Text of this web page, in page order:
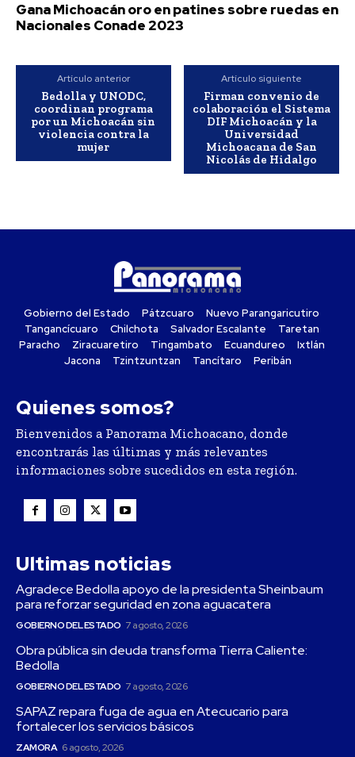
Gana Michoacán oro en patines sobre ruedas en
Nacionales Conade 2023
Artículo anterior
Bedolla y UNODC,
coordinan programa
por un Michoacán sin
violencia contra la
mujer
Artículo siguiente
Firman convenio de
colaboración el Sistema
DIF Michoacán y la
Universidad
Michoacana de San
Nicolás de Hidalgo
Gobierno del Estado Pátzcuaro
Nuevo Parangaricutiro
Tangancícuaro
Chilchota Salvador Escalante
Taretan
Paracho
Ziracuaretiro Tingambato Ecuandureo
Ixtlán
Jacona
Tzintzuntzan Tancítaro Peribán
Quienes somos?
Bienvenidos a Panorama Michoacano, donde
encontrarás las últimas y más relevantes
informaciones sobre sucedidos en esta región.
Ultimas noticias
Agradece Bedolla apoyo de la presidenta Sheinbaum
para reforzar seguridad en zona aguacatera
GOBIERNO DEL ESTADO 7 agosto, 2026
Obra pública sin deuda transforma Tierra Caliente:
Bedolla
GOBIERNO DEL ESTADO 7 agosto, 2026
SAPAZ repara fuga de agua en Atecucario para
fortalecer los servicios básicos
ZAMORA 6 agosto, 2026